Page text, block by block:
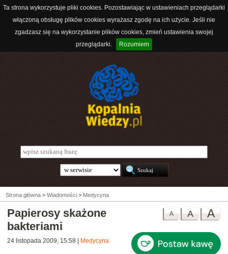
Ta strona wykorzystuje pliki cookies. Pozostawiając w ustawieniach przeglądarki
włączoną obsługę plików cookies wyrażasz zgodę na ich użycie. Jeśli nie
zgadzasz się na wykorzystanie plików cookies, zmień ustawienia swojej
przeglądarki.
Rozumiem
Strona główna > Wiadomości > Medycyna
A
A
A
Papierosy skażone
bakteriami
24 listopada 2009, 15:58 Medycyna